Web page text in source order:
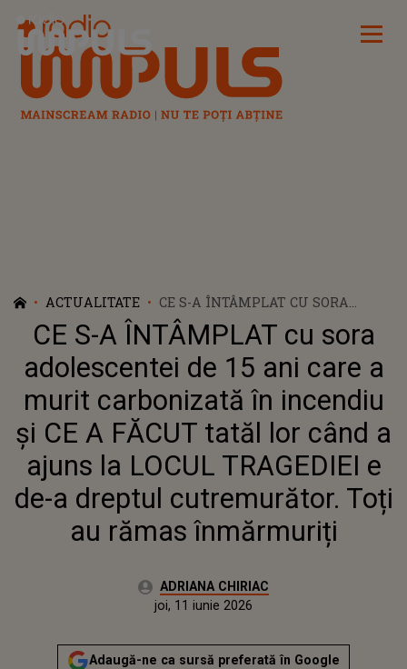
Radio Impuls
ACTUALITATE
CE S-A ÎNTÂMPLAT CU SORA
ADOLESCENTEI DE 15 ANI CARE A
MURIT CARBONIZATĂ ÎN
INCENDIU ȘI CE A FĂCUT TATĂL
LOR CÂND A AJUNS LA LOCUL
TRAGEDIEI E DE-A DREPTUL
CUTREMURĂTOR. TOȚI AU RĂMAS
ÎNMĂRMURIȚI
CE S-A ÎNTÂMPLAT cu sora
adolescentei de 15 ani care a
murit carbonizată în incendiu
și CE A FĂCUT tatăl lor când a
ajuns la LOCUL TRAGEDIEI e
de-a dreptul cutremurător. Toți
au rămas înmărmuriți
Autor:ADRIANA CHIRIAC
Publicat:
joi, 11 iunie 2026
Adaugă-ne ca sursă preferată în Google